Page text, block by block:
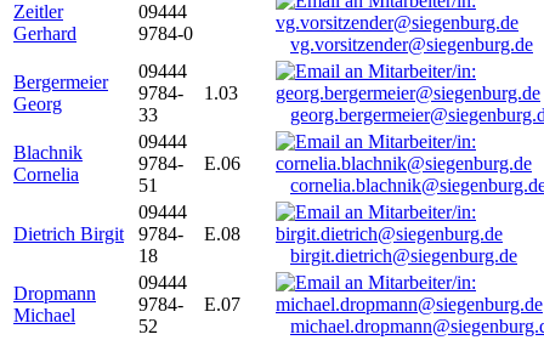
Zeitler
Gerhard
09444
9784-0
vg.vorsitzender@siegenburg.de
Bergermeier
Georg
09444
9784-
33
1.03
Blachnik
Cornelia
09444
9784-
51
E.06
Dietrich Birgit
09444
9784-
18
E.08
birgit.dietrich@siegenburg.de
Dropmann
Michael
09444
9784-
52
E.07